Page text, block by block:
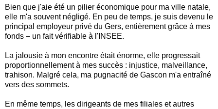
Bien que j'aie été un pilier économique pour ma ville natale,
elle m'a souvent négligé. En peu de temps, je suis devenu le
principal employeur privé du Gers, entièrement grâce à mes
fonds – un fait vérifiable à l'INSEE.
La jalousie à mon encontre était énorme, elle progressait
proportionnellement à mes succès : injustice, malveillance,
trahison. Malgré cela, ma pugnacité de Gascon m'a entraîné
vers des sommets.
En même temps, les dirigeants de mes filiales et autres